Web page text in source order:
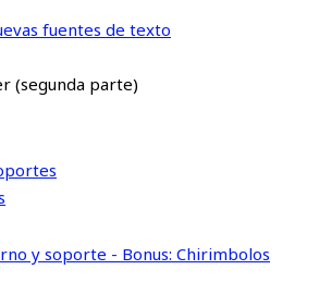
fuentes de texto
(segunda parte)
y soporte - Bonus: Chirimbolos